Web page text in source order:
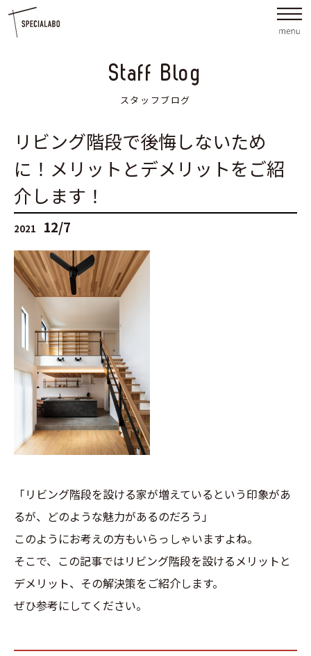
Staff Blog
スタッフブログ
リビング階段で後悔しないため
に！メリットとデメリットをご紹
介します！
2021 12/7
「リビング階段を設ける家が増えているという印象があ
るが、どのような魅力があるのだろう」
このようにお考えの方もいらっしゃいますよね。
そこで、この記事ではリビング階段を設けるメリットと
デメリット、その解決策をご紹介します。
ぜひ参考にしてください。